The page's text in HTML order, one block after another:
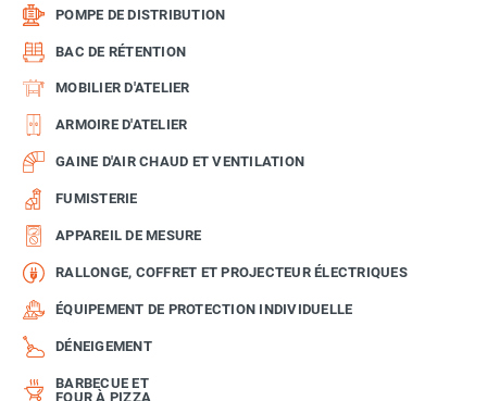
POMPE DE DISTRIBUTION
BAC DE RÉTENTION
MOBILIER D'ATELIER
ARMOIRE D'ATELIER
GAINE D'AIR CHAUD ET VENTILATION
FUMISTERIE
APPAREIL DE MESURE
RALLONGE, COFFRET ET PROJECTEUR ÉLECTRIQUES
ÉQUIPEMENT DE PROTECTION INDIVIDUELLE
DÉNEIGEMENT
BARBECUE ET
FOUR À PIZZA